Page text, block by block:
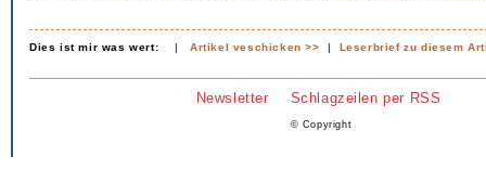
Dies ist mir was wert: |Artikel veschicken >> | Leserbrief zu diesem
Newsletter Schlagzeilen per RSS
© Copyright